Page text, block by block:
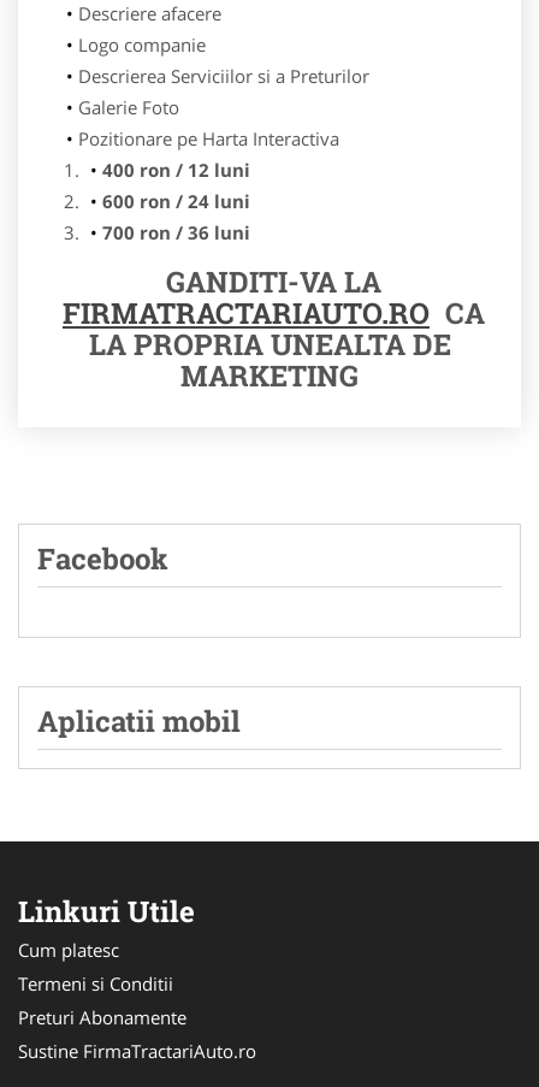
Descriere afacere
Logo companie
Descrierea Serviciilor si a Preturilor
Galerie Foto
Pozitionare pe Harta Interactiva
400 ron / 12 luni
600 ron / 24 luni
700 ron / 36 luni
GANDITI-VA LA
FIRMATRACTARIAUTO.RO CA
LA PROPRIA UNEALTA DE
MARKETING
Facebook
Aplicatii mobil
Linkuri Utile
Cum platesc
Termeni si Conditii
Preturi Abonamente
Sustine FirmaTractariAuto.ro